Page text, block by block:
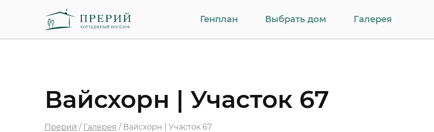
Генплан Выбрать дом Галерея
Вайсхорн | Участок 67
Прерий / Галерея / Вайсхорн | Участок 67